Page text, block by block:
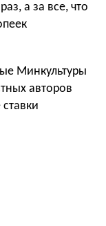
а за все, что
Минкультуры
авторов